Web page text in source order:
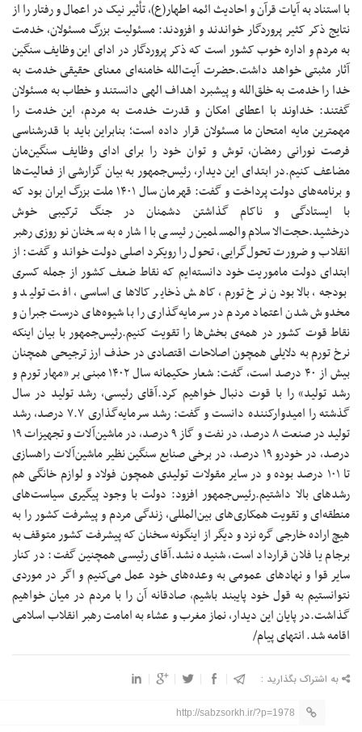
انتهای پیام/
به اشتراک بگذارید :
http://sabzsorkh.ir/?p=1978